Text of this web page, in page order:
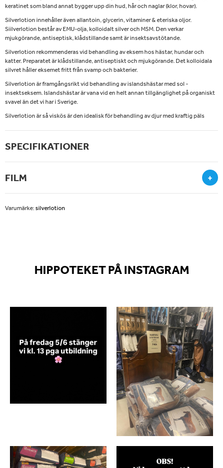
keratinet som bland annat bygger upp din hud, hår och naglar (klor, hovar).
Silverlotion innehåller även allantoin, glycerin, vitaminer & eteriska oljor.
Siilverlotion består av EMU-olja, kolloidalt silver och MSM. Den verkar
mjukgörande, antiseptisk, klådstillande samt är insektsavstötande.
Silverlotion rekommenderas vid behandling av eksem hos hästar, hundar och
katter. Preparatet är klådstillande, antiseptiskt och mjukgörande. Det kolloidala
silvret håller eksemet fritt från svamp och bakterier.
Silverlotion är framgångsrikt vid behandling av islandshästar med sol -
insektseksem. Islandshästar är vana vid en helt annan tillgänglighet på organiskt
svavel än det vi har i Sverige.
Silverlotion är så viskös är den idealisk för behandling av djur med kraftig päls
SPECIFIKATIONER
FILM +
Varumärke:silverlotion
HIPPOTEKET PÅ INSTAGRAM